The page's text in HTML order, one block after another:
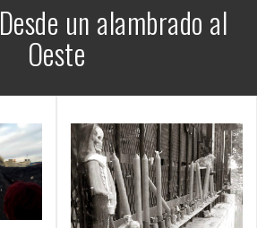
Desde un alambrado al
Oeste